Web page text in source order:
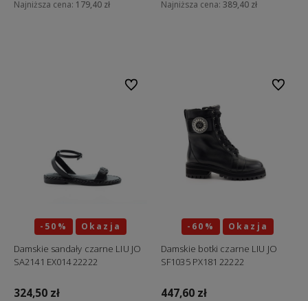
Najniższa cena: 179,40 zł
Najniższa cena: 389,40 zł
-50% Okazja
Damskie sandały czarne LIU JO
SA2141 EX014 22222
324,50 zł
Do ulubionych
-60% Okazja
Damskie botki czarne LIU JO
SF1035 PX181 22222
447,60 zł
Do